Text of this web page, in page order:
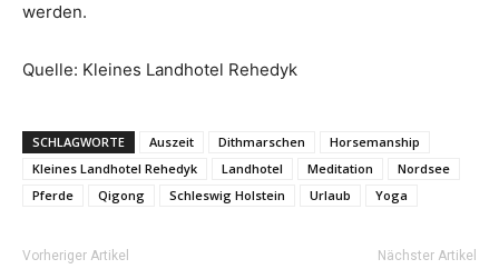
werden.
Quelle: Kleines Landhotel Rehedyk
SCHLAGWORTE Auszeit Dithmarschen
Horsemanship
Kleines Landhotel Rehedyk
Landhotel Meditation
Nordsee
Pferde
Qigong Schleswig Holstein Urlaub Yoga
Vorheriger Artikel Nächster Artikel